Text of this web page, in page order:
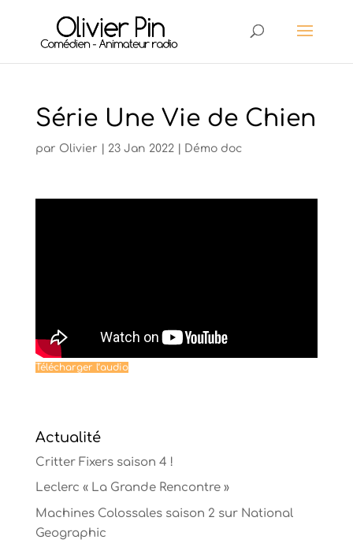
Série Une Vie de Chien
par Olivier 23 Jan 2022| Démo doc
Télécharger l’audio
Actualité
Critter Fixers saison 4 !
Leclerc « La Grande Rencontre »
Machines Colossales saison 2 sur National
Geographic